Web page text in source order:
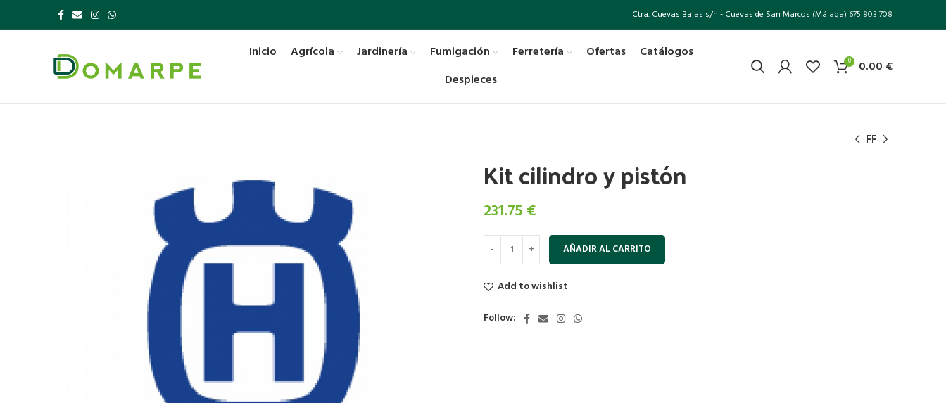
Ctra. Cuevas Bajas s/n - Cuevas de San Marcos (Málaga) 675 803 708
Inicio Agrícola Jardinería Fumigación Ferretería Ofertas
Catálogos
Despieces
0 0.00 €
Kit cilindro y pistón
231.75 €
AÑADIR AL CARRITO
Add to wishlist
Follow: